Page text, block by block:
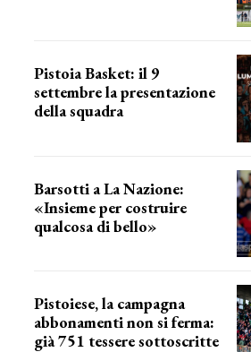
Pistoia Basket: il 9
settembre la presentazione
della squadra
Barsotti a La Nazione:
«Insieme per costruire
qualcosa di bello»
Pistoiese, la campagna
abbonamenti non si ferma:
già 751 tessere sottoscritte